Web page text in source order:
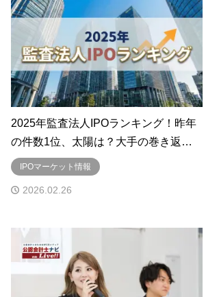
2025年監査法人IPOランキング！昨年
の件数1位、太陽は？大手の巻き返…
IPOマーケット情報
2026.02.26